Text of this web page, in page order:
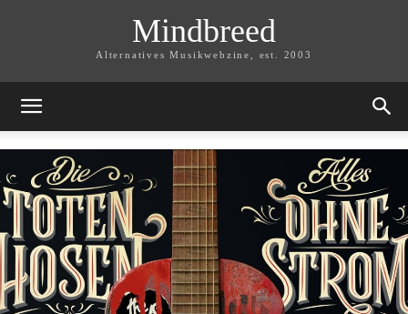
Mindbreed
Alternatives Musikwebzine, est. 2003